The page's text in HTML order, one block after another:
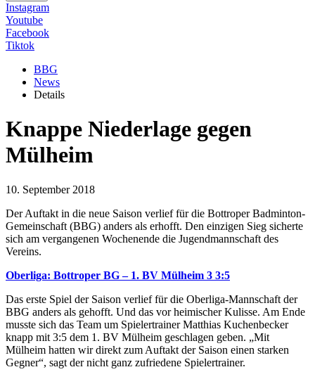
Instagram
Youtube
Facebook
Tiktok
BBG
News
Details
Knappe Niederlage gegen
Mülheim
10. September 2018
Der Auftakt in die neue Saison verlief für die Bottroper Badminton-
Gemeinschaft (BBG) anders als erhofft. Den einzigen Sieg sicherte
sich am vergangenen Wochenende die Jugendmannschaft des
Vereins.
Oberliga: Bottroper BG – 1. BV Mülheim 3 3:5
Das erste Spiel der Saison verlief für die Oberliga-Mannschaft der
BBG anders als gehofft. Und das vor heimischer Kulisse. Am Ende
musste sich das Team um Spielertrainer Matthias Kuchenbecker
knapp mit 3:5 dem 1. BV Mülheim geschlagen geben. „Mit
Mülheim hatten wir direkt zum Auftakt der Saison einen starken
Gegner“, sagt der nicht ganz zufriedene Spielertrainer.